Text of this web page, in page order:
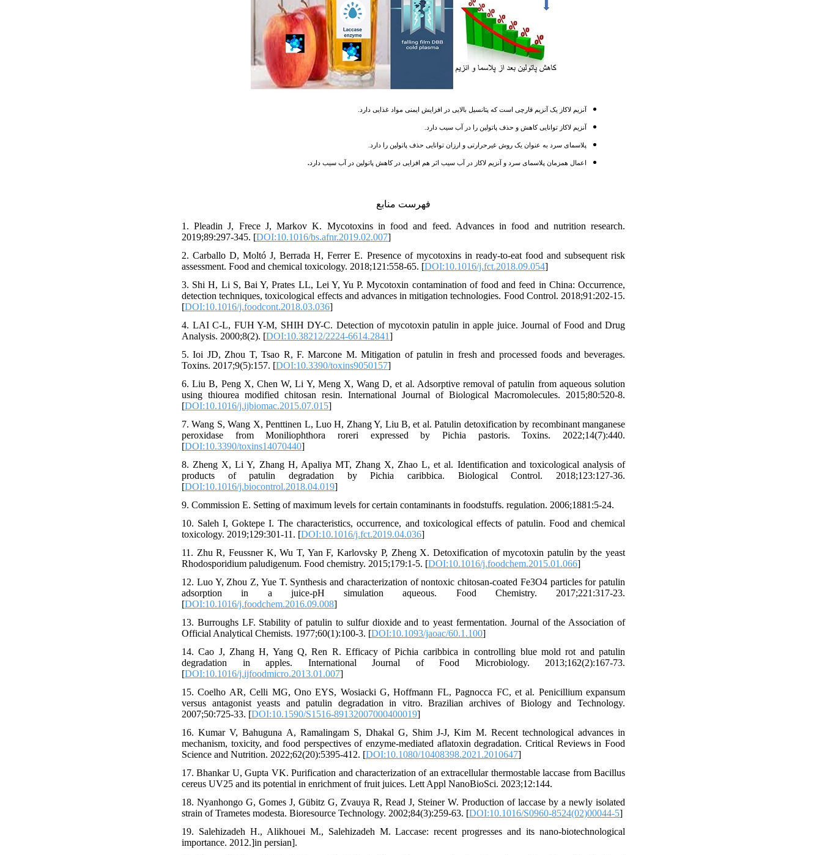
آنزیم لاکاز یک آنزیم قارچی است که پتانسیل بالایی در افزایش ایمنی مواد غذایی دارد.
آنزیم لاکاز توانایی کاهش و حذف پاتولین را در آب سیب دارد.
پلاسمای سرد به­ عنوان یک روش غیرحرارتی و ارزان توانایی حذف پاتولین را دارد.
اعمال همزمان پلاسمای سرد و آنزیم لاکاز در آب سیب اثر هم افزایی در کاهش پاتولین در آب سیب دارد.
فهرست منابع
1. Pleadin J, Frece J, Markov K. Mycotoxins in food and feed. Advances in food and nutrition research.
2019;89:297-345. [DOI:10.1016/bs.afnr.2019.02.007]
2. Carballo D, Moltó J, Berrada H, Ferrer E. Presence of mycotoxins in ready-to-eat food and subsequent risk
assessment. Food and chemical toxicology. 2018;121:558-65. [DOI:10.1016/j.fct.2018.09.054]
3. Shi H, Li S, Bai Y, Prates LL, Lei Y, Yu P. Mycotoxin contamination of food and feed in China: Occurrence,
detection techniques, toxicological effects and advances in mitigation technologies. Food Control. 2018;91:202-15.
[DOI:10.1016/j.foodcont.2018.03.036]
4. LAI C-L, FUH Y-M, SHIH DY-C. Detection of mycotoxin patulin in apple juice. Journal of Food and Drug
Analysis. 2000;8(2). [DOI:10.38212/2224-6614.2841]
5. Ioi JD, Zhou T, Tsao R, F. Marcone M. Mitigation of patulin in fresh and processed foods and beverages.
Toxins. 2017;9(5):157. [DOI:10.3390/toxins9050157]
6. Liu B, Peng X, Chen W, Li Y, Meng X, Wang D, et al. Adsorptive removal of patulin from aqueous solution
using thiourea modified chitosan resin. International Journal of Biological Macromolecules. 2015;80:520-8.
[DOI:10.1016/j.ijbiomac.2015.07.015]
7. Wang S, Wang X, Penttinen L, Luo H, Zhang Y, Liu B, et al. Patulin detoxification by recombinant manganese
peroxidase from Moniliophthora roreri expressed by Pichia pastoris. Toxins. 2022;14(7):440.
[DOI:10.3390/toxins14070440]
8. Zheng X, Li Y, Zhang H, Apaliya MT, Zhang X, Zhao L, et al. Identification and toxicological analysis of
products of patulin degradation by Pichia caribbica. Biological Control. 2018;123:127-36.
[DOI:10.1016/j.biocontrol.2018.04.019]
9. Commission E. Setting of maximum levels for certain contaminants in foodstuffs. regulation. 2006;1881:5-24.
10. Saleh I, Goktepe I. The characteristics, occurrence, and toxicological effects of patulin. Food and chemical
toxicology. 2019;129:301-11. [DOI:10.1016/j.fct.2019.04.036]
11. Zhu R, Feussner K, Wu T, Yan F, Karlovsky P, Zheng X. Detoxification of mycotoxin patulin by the yeast
Rhodosporidium paludigenum. Food chemistry. 2015;179:1-5. [DOI:10.1016/j.foodchem.2015.01.066]
12. Luo Y, Zhou Z, Yue T. Synthesis and characterization of nontoxic chitosan-coated Fe3O4 particles for patulin
adsorption in a juice-pH simulation aqueous. Food Chemistry. 2017;221:317-23.
[DOI:10.1016/j.foodchem.2016.09.008]
13. Burroughs LF. Stability of patulin to sulfur dioxide and to yeast fermentation. Journal of the Association of
Official Analytical Chemists. 1977;60(1):100-3. [DOI:10.1093/jaoac/60.1.100]
14. Cao J, Zhang H, Yang Q, Ren R. Efficacy of Pichia caribbica in controlling blue mold rot and patulin
degradation in apples. International Journal of Food Microbiology. 2013;162(2):167-73.
[DOI:10.1016/j.ijfoodmicro.2013.01.007]
15. Coelho AR, Celli MG, Ono EYS, Wosiacki G, Hoffmann FL, Pagnocca FC, et al. Penicillium expansum
versus antagonist yeasts and patulin degradation in vitro. Brazilian archives of Biology and Technology.
2007;50:725-33. [DOI:10.1590/S1516-89132007000400019]
16. Kumar V, Bahuguna A, Ramalingam S, Dhakal G, Shim J-J, Kim M. Recent technological advances in
mechanism, toxicity, and food perspectives of enzyme-mediated aflatoxin degradation. Critical Reviews in Food
Science and Nutrition. 2022;62(20):5395-412. [DOI:10.1080/10408398.2021.2010647]
17. Bhankar U, Gupta VK. Purification and characterization of an extracellular thermostable laccase from Bacillus
cereus UV25 and its potential in enrichment of fruit juices. Lett Appl NanoBioSci. 2023;12:144.
18. Nyanhongo G, Gomes J, Gübitz G, Zvauya R, Read J, Steiner W. Production of laccase by a newly isolated
strain of Trametes modesta. Bioresource Technology. 2002;84(3):259-63. [DOI:10.1016/S0960-8524(02)00044-5]
19. Salehizadeh H., Alikhouei M., Salehizadeh M. Laccase: recent progresses and its nano-biotechnological
importance. 2012.]in persian].